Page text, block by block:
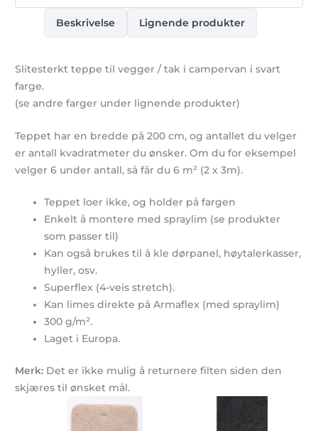
Beskrivelse Lignende produkter
Slitesterkt teppe til vegger / tak i campervan i svart
farge.
(se andre farger under lignende produkter)
Teppet har en bredde på 200 cm, og antallet du velger
er antall kvadratmeter du ønsker. Om du for eksempel
velger 6 under antall, så får du 6 m² (2 x 3m).
Teppet loer ikke, og holder på fargen
Enkelt å montere med spraylim (se produkter
som passer til)
Kan også brukes til å kle dørpanel, høytalerkasser,
hyller, osv.
Superflex (4-veis stretch).
Kan limes direkte på Armaflex (med spraylim)
300 g/m².
Laget i Europa.
Merk: Det er ikke mulig å returnere filten siden den
skjæres til ønsket mål.